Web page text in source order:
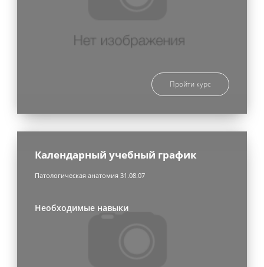
Пройти курс
Календарный учебный график
Патологическая анатомия 31.08.07
Необходимые навыки